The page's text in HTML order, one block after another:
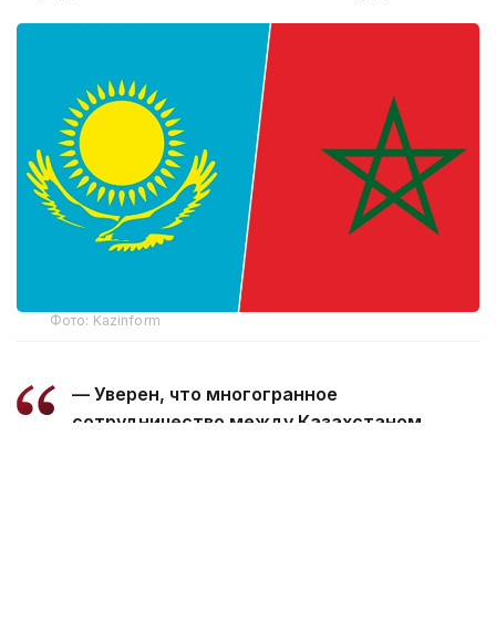
Фото: Kazinform
— Уверен, что многогранное
сотрудничество между Казахстаном